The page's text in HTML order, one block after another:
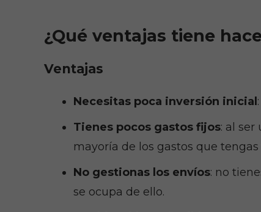
¿Qué ventajas tiene
Ventajas
Necesitas poca inversión inicial
Tienes pocos gastos fijos: al ser
mayoría de los gastos que
No gestionas los envíos: no
se ocupa de ello.